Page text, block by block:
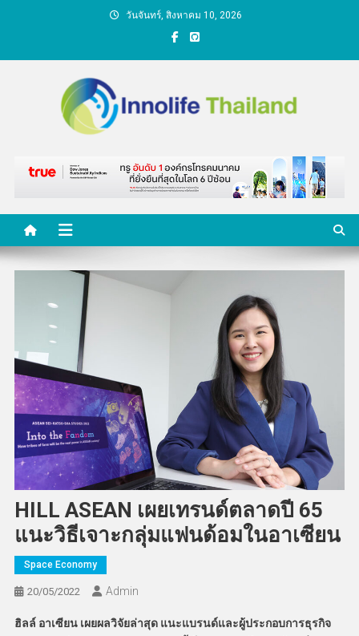
วันจันทร์, สิงหาคม 10, 2026
คนกับความคิด ชีวิตกับ
นวัตกรรม
HILL ASEAN เผยเทรนด์ตลาดปี 65
แนะวิธีเจาะกลุ่มแฟนด้อมในอาเซียน
Space Economy
20/05/2022 Admin
ฮิลล์ อาเซียน เผยผลวิจัยล่าสุด แนะแบรนด์และผู้ประกอบการธุรกิจ